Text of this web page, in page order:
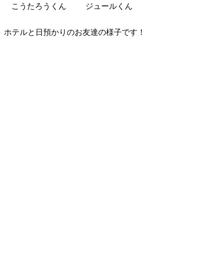
こうたろうくん ジュールくん
ホテルと日預かりのお友達の様子です！